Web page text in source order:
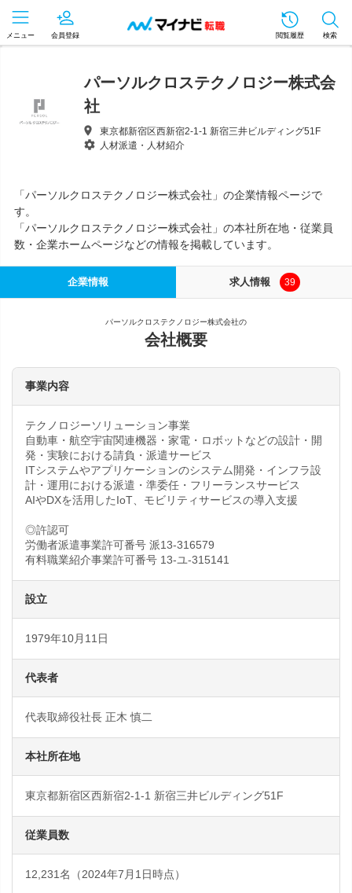
メニュー 会員登録 閲覧履歴 検索
パーソルクロステクノロジー株式会
社
東京都新宿区西新宿2-1-1 新宿三井ビルディング51F
人材派遣・人材紹介
「パーソルクロステクノロジー株式会社」の企業情報ページで
す。
「パーソルクロステクノロジー株式会社」の本社所在地・従業員
数・企業ホームページなどの情報を掲載しています。
企業情報 求人情報 39
パーソルクロステクノロジー株式会社の
会社概要
事業内容
テクノロジーソリューション事業
自動車・航空宇宙関連機器・家電・ロボットなどの設計・開
発・実験における請負・派遣サービス
ITシステムやアプリケーションのシステム開発・インフラ設
計・運用における派遣・準委任・フリーランスサービス
AIやDXを活用したIoT、モビリティサービスの導入支援
◎許認可
労働者派遣事業許可番号 派13-316579
有料職業紹介事業許可番号 13-ユ-315141
設立
1979年10月11日
代表者
代表取締役社長 正木 慎二
本社所在地
東京都新宿区西新宿2-1-1 新宿三井ビルディング51F
従業員数
12,231名（2024年7月1日時点）